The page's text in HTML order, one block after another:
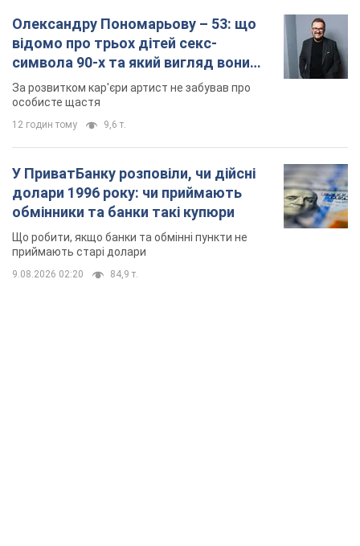
Олександру Пономарьову – 53: що
відомо про трьох дітей секс-
символа 90-х та який вигляд вони
мають
За розвитком кар'єри артист не забував про
особисте щастя
12 годин тому 9,6 т.
У ПриватБанку розповіли, чи дійсні
долари 1996 року: чи приймають
обмінники та банки такі купюри
Що робити, якщо банки та обмінні пункти не
приймають старі долари
9.08.2026 02:20 84,9 т.